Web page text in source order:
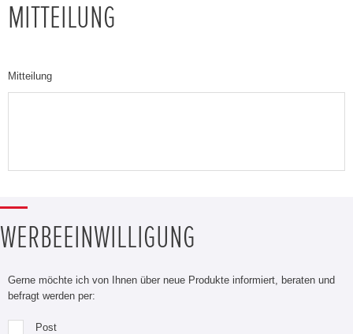
MITTEILUNG
Mitteilung
WERBEEINWILLIGUNG
Gerne möchte ich von Ihnen über neue Produkte informiert, beraten und
befragt werden per:
Post